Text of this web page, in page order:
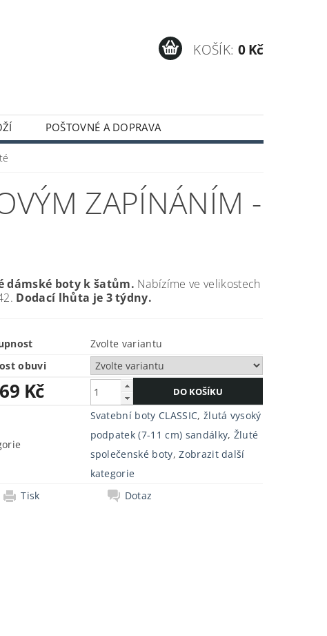
KOŠÍK: 0 Kč
POŠTOVNÉ A DOPRAVA
ZAPÍNÁNÍM -
dámské boty k šatům. Nabízíme ve velikostech
Dodací lhůta je 3 týdny.
Zvolte variantu
obuvi
Kč
Svatební boty CLASSIC, žlutá vysoký
podpatek (7-11 cm) sandálky, Žluté
společenské boty,Zobrazit další
kategorie
Tisk
Dotaz